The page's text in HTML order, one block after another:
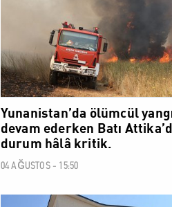
Yunanistan’da ölümcül
devam ederken Batı
durum hâlâ kritik.
04 AĞUSTOS - 15:50